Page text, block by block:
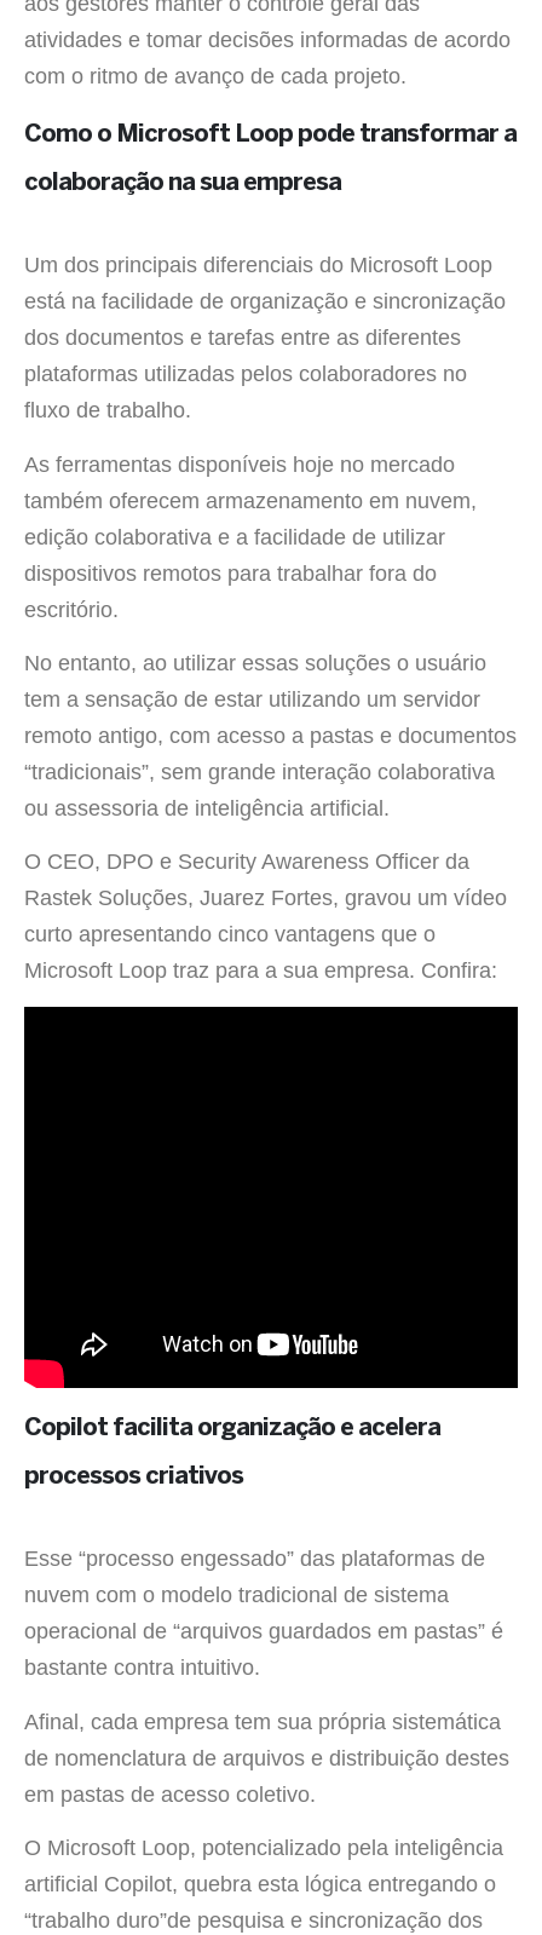
atividades e tomar decisões informadas de acordo
com o ritmo de avanço de cada projeto.
Como o Microsoft Loop pode transformar a
colaboração na sua empresa
Um dos principais diferenciais do Microsoft Loop
está na facilidade de organização e sincronização
dos documentos e tarefas entre as diferentes
plataformas utilizadas pelos colaboradores no
fluxo de trabalho.
As ferramentas disponíveis hoje no mercado
também oferecem armazenamento em nuvem,
edição colaborativa e a facilidade de utilizar
dispositivos remotos para trabalhar fora do
escritório.
No entanto, ao utilizar essas soluções o usuário
tem a sensação de estar utilizando um servidor
remoto antigo, com acesso a pastas e documentos
“tradicionais”, sem grande interação colaborativa
ou assessoria de inteligência artificial.
O CEO, DPO e Security Awareness Officer da
Rastek Soluções, Juarez Fortes, gravou um vídeo
curto apresentando cinco vantagens que o
Microsoft Loop traz para a sua empresa. Confira:
Copilot facilita organização e acelera
processos criativos
Esse “processo engessado” das plataformas de
nuvem com o modelo tradicional de sistema
operacional de “arquivos guardados em pastas” é
bastante contra intuitivo.
Afinal, cada empresa tem sua própria sistemática
de nomenclatura de arquivos e distribuição destes
em pastas de acesso coletivo.
O Microsoft Loop, potencializado pela inteligência
artificial Copilot, quebra esta lógica entregando o
“trabalho duro”de pesquisa e sincronização dos